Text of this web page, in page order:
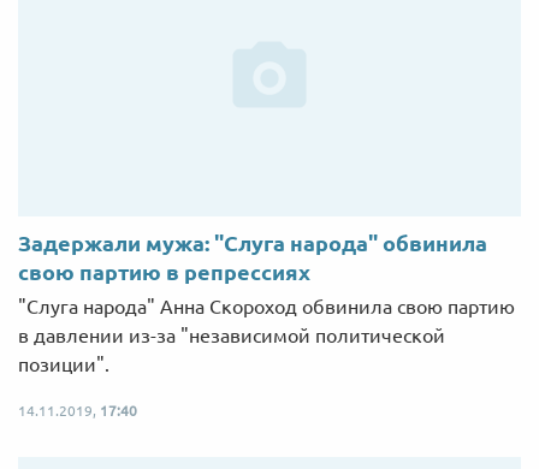
Задержали мужа: "Слуга народа" обвинила
свою партию в репрессиях
"Слуга народа" Анна Скороход обвинила свою партию
в давлении из-за "независимой политической
позиции".
14.11.2019, 17:40